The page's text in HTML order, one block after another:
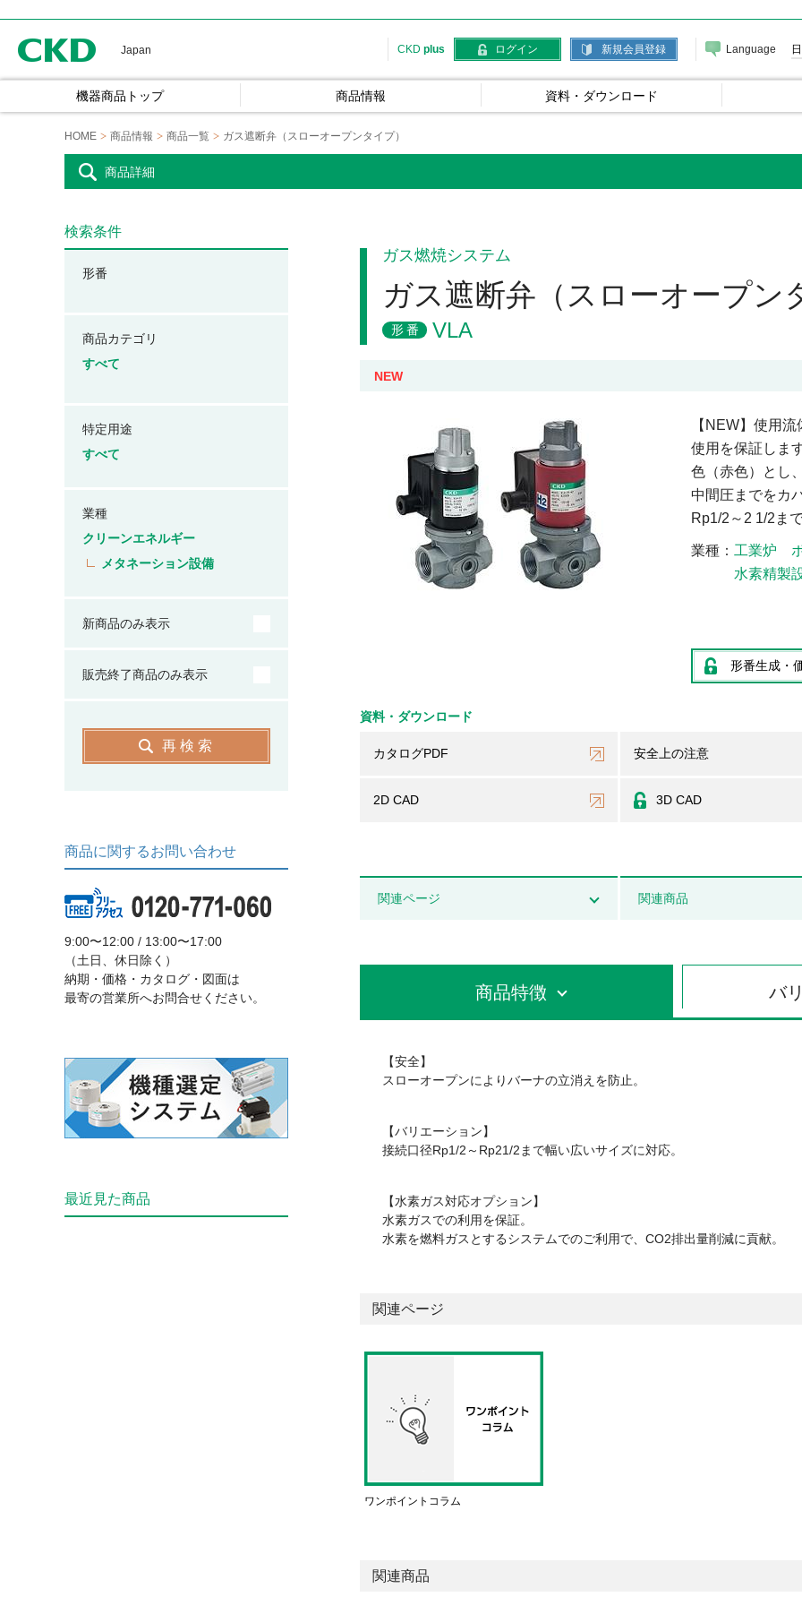
Japan CKD plus ログイン 新規会員登録 Language
機器商品トップ 商品情報 資料・ダウンロード
HOME 商品情報 商品一覧 ガス遮断弁（スローオープンタイプ）
商品詳細
ガス燃焼システム
ガス遮断弁（スローオープン
形番 VLA
NEW
【NEW】使用
使用を保証しま
色（赤色）とし
中間圧までをカ
Rp1/2～2 1/2ま
業種 工業炉
水素精製
形番生成・
資料・ダウンロード
カタログPDF 安全上の注意
2D CAD 3D CAD
関連ページ 関連商品
商品特徴 バ
【安全】
スローオープンによりバーナの立消えを防止。
【バリエーション】
接続口径Rp1/2～Rp21/2まで幅い広いサイズに対応。
【水素ガス対応オプション】
水素ガスでの利用を保証。
水素を燃料ガスとするシステムでのご利用で、CO2排出量削減に貢献。
関連ページ
ワンポイントコラム
関連商品
検索条件
形番
商品カテゴリ
すべて
特定用途
すべて
業種
クリーンエネルギー
メタネーション設備
新商品のみ表示
販売終了商品のみ表示
再検索
商品に関するお問い合わせ
9:00〜12:00 / 13:00〜17:00
（土日、休日除く）
納期・価格・カタログ・図面は
最寄の営業所へお問合せください。
最近見た商品